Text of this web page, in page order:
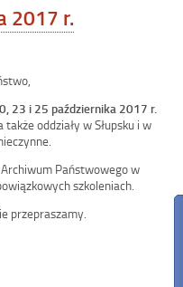
2017 r.
23 i 25 października 2017 r.
oddziały w Słupsku i w
Państwowego w
szkoleniach.
przepraszamy.